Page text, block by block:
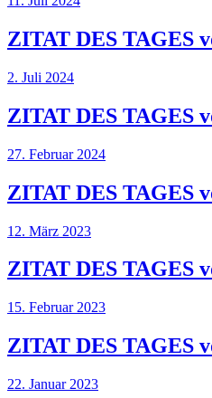
ZITAT DES TAGES
2. Juli 2024
ZITAT DES TAGES
27. Februar 2024
ZITAT DES TAGES
12. März 2023
ZITAT DES TAGES
15. Februar 2023
ZITAT DES TAGES
22. Januar 2023